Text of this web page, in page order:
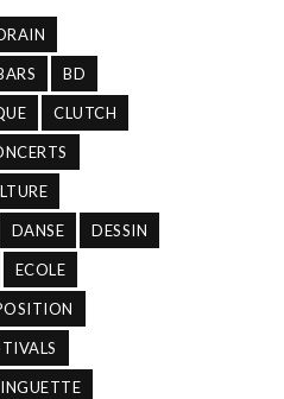
BD
CLUTCH
DANSE DESSIN
ECOLE